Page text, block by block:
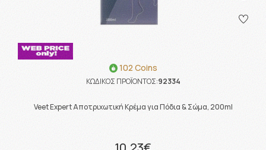
102 Coins
ΚΩΔΙΚΟΣ ΠΡΟΪΟΝΤΟΣ:92334
Veet Expert Αποτριχωτική Κρέμα για Πόδια & Σώμα, 200ml